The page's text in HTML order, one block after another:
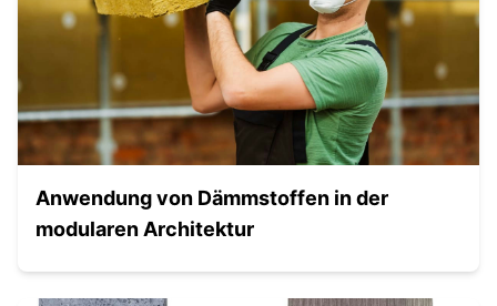
Anwendung von Dämmstoffen in der
modularen Architektur